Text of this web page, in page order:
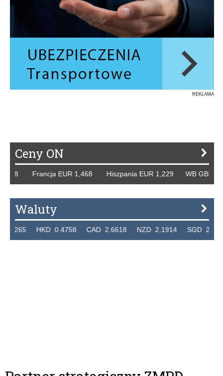
REKLAMA
Ceny ON
Francja EUR 1,468 Hiszpania EUR 1,229 WB GBP
Waluty
HKD 0.4758 CAD 2.6618 NZD 2.1914 SGD 2.9123